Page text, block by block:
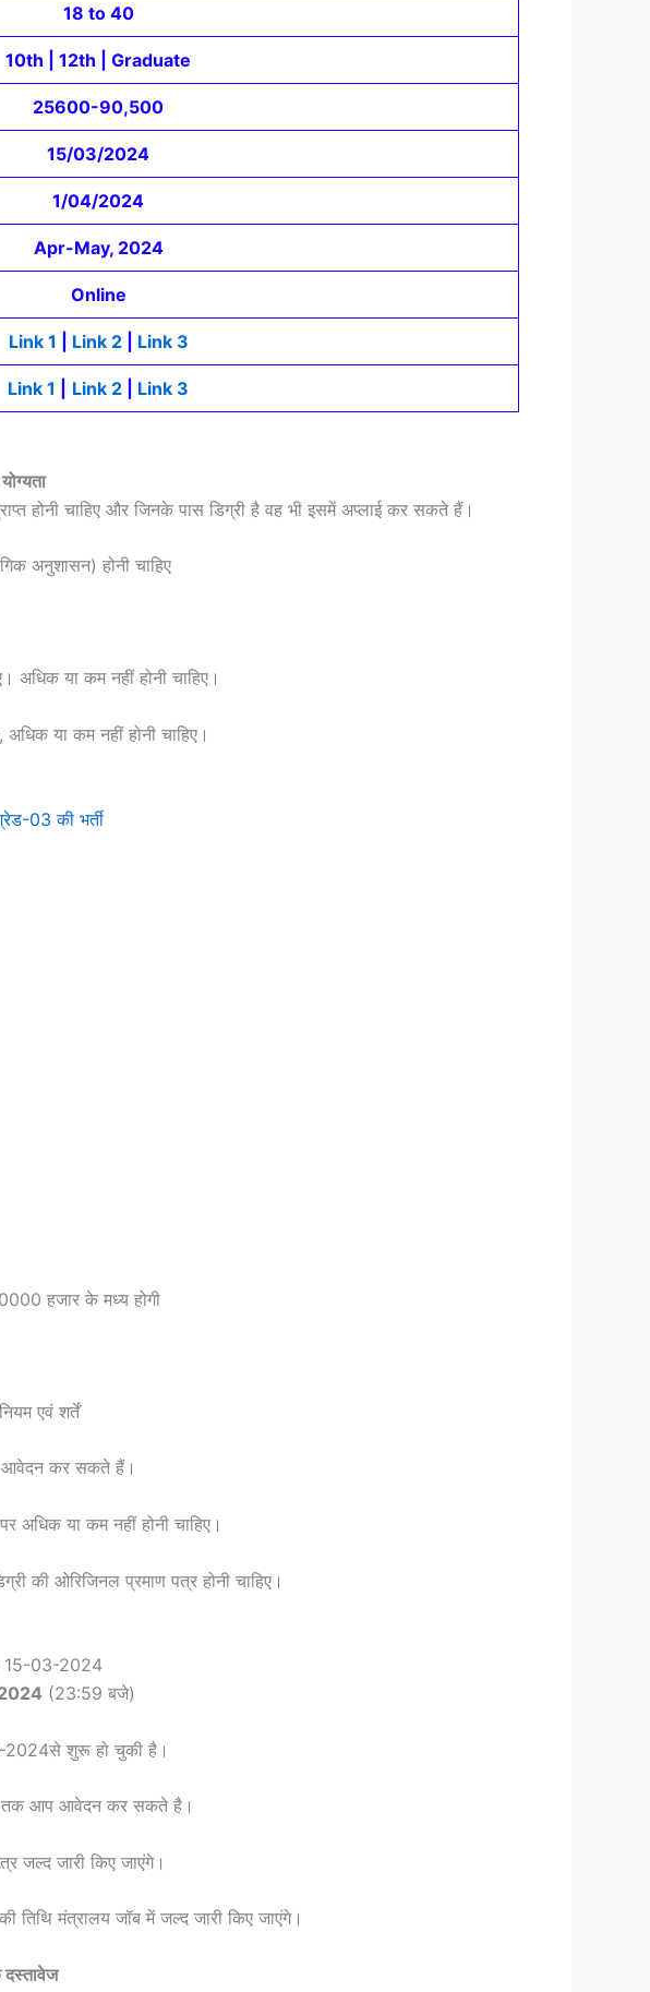
18 to 40
10th | 12th | Graduate
25600-90,500
15/03/2024
1/04/2024
Apr-May, 2024
Online
Link 1 Link 2| Link 3
Link 1 Link 2 Link 3
होनी चाहिए और जिनके पास डिग्री है वह भी इसमें अप्लाई कर सकते हैं।
अनुशासन) होनी चाहिए
अधिक या कम नहीं होनी चाहिए।
या कम नहीं होनी चाहिए।
03 की भर्ती
हजार के मध्य होगी
एवं शर्तें
आवेदन कर सकते हैं।
या कम नहीं होनी चाहिए।
की ओरिजिनल प्रमाण पत्र होनी चाहिए।
15-03-2024
(23:59 बजे)
2024से शुरू हो चुकी है।
तक आप आवेदन कर सकते है।
जल्द जारी किए जाएंगे।
की तिथि मंत्रालय जॉब में जल्द जारी किए जाएंगे।